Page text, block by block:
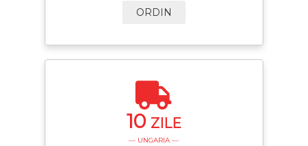
ORDIN
10 ZILE
— UNGARIA —